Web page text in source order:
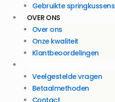
Gebruikte springkussens
OVER ONS
Over ons
Onze kwaliteit
Klantbeoordelingen
Veelgestelde vragen
Betaalmethoden
Contact